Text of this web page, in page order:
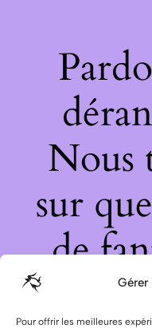
Gérer
Pour offrir les meilleures
Nous
sur
de